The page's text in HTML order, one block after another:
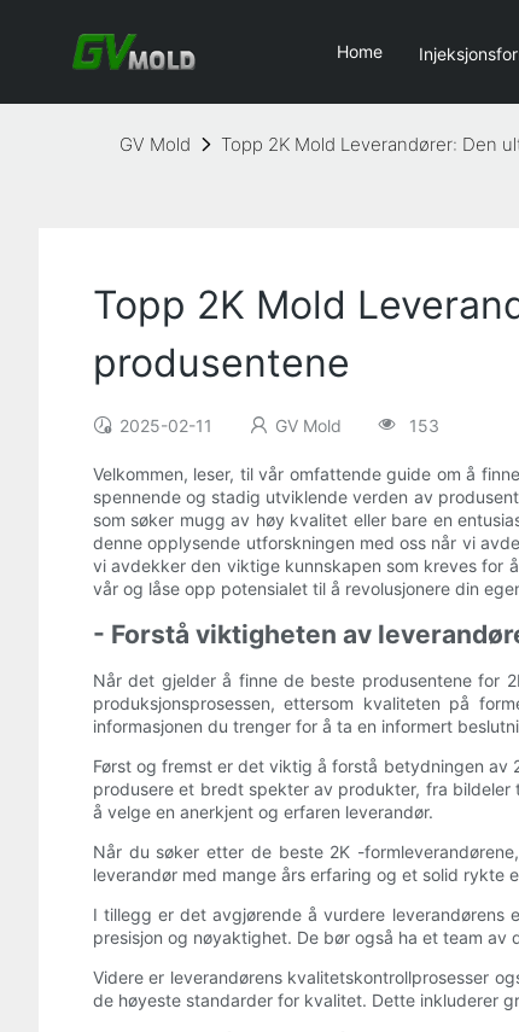
Home
GV Mold Topp 2K Mold Leverandører: Den
Topp 2K Mold
produsentene
2025-02-11 GV Mold 153
Velkommen, leser, til vår omfattende guide om å
spennende og stadig utviklende verden av
som søker mugg av høy kvalitet eller bare en
denne opplysende utforskningen med oss ​​når vi
vi avdekker den viktige kunnskapen som kreves for
vår og låse opp potensialet til å revolusjonere din
- Forstå viktigheten av
Når det gjelder å finne de beste produsentene for
produksjonsprosessen, ettersom kvaliteten på
informasjonen du trenger for å ta en informert
Først og fremst er det viktig å forstå betydningen av
produsere et bredt spekter av produkter, fra
å velge en anerkjent og erfaren leverandør.
Når du søker etter de beste 2K -
leverandør med mange års erfaring og et solid rykte
I tillegg er det avgjørende å vurdere leverandørens
presisjon og nøyaktighet. De bør også ha et team
Videre er leverandørens kvalitetskontrollprosesser
de høyeste standarder for kvalitet. Dette inkluderer